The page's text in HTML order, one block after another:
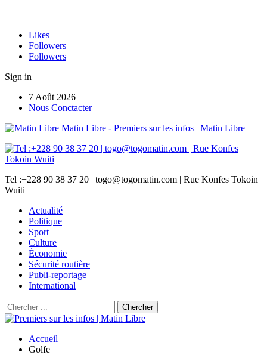
Likes
Followers
Followers
Sign in
7 Août 2026
Nous Conctacter
Matin Libre - Premiers sur les infos | Matin Libre
Tel :+228 90 38 37 20 | togo@togomatin.com | Rue Konfes Tokoin
Wuiti
Actualité
Politique
Sport
Culture
Économie
Sécurité routière
Publi-reportage
International
Accueil
Golfe